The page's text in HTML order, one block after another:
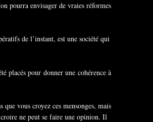
pourra envisager de vraies réformes
de l’instant, est une société qui
placés pour donner une cohérence à
vous croyez ces mensonges, mais
ne peut se faire une opinion. Il